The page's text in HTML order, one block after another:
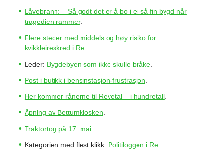
Låvebrann: – Så godt det er å bo i ei så fin bygd når
tragedien rammer.
Flere steder med middels og høy risiko for
kvikkleireskred i Re.
Leder: Bygdebyen som ikke skulle bråke.
Post i butikk i bensinstasjon-frustrasjon
Her kommer rånerne til Revetal – i hundretall.
Åpning av Bettumkiosken
Traktortog på 17. mai.
Kategorien med flest klikk: Politiloggen i Re.